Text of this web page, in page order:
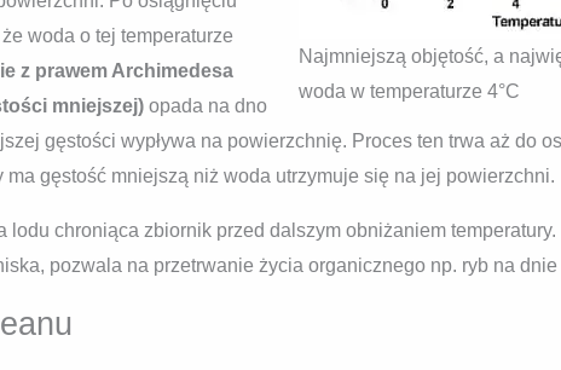
Najmniejszą objętość, a
woda w temperaturze 4°C
woda o tej temperaturze
z prawem Archimedesa
mniejszej) opada na dno
gęstości wypływa na powierzchnię. Proces ten trwa aż do
gęstość mniejszą niż woda utrzymuje się na jej powierzchni.
chroniąca zbiornik przed dalszym obniżaniem temperatury.
pozwala na przetrwanie życia organicznego np. ryb na